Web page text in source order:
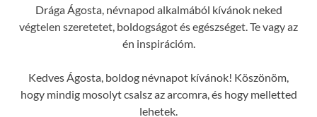
Drága Ágosta, névnapod alkalmából kívánok neked
végtelen szeretetet, boldogságot és egészséget. Te vagy az
én inspirációm.
Kedves Ágosta, boldog névnapot kívánok! Köszönöm,
hogy mindig mosolyt csalsz az arcomra, és hogy melletted
lehetek.